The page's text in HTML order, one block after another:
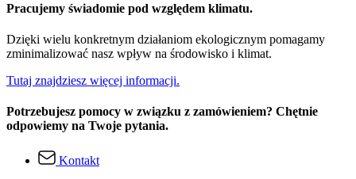
Pracujemy świadomie pod względem klimatu.
Dzięki wielu konkretnym działaniom ekologicznym pomagamy
zminimalizować nasz wpływ na środowisko i klimat.
Tutaj znajdziesz więcej informacji.
Potrzebujesz pomocy w związku z zamówieniem? Chętnie
odpowiemy na Twoje pytania.
Kontakt